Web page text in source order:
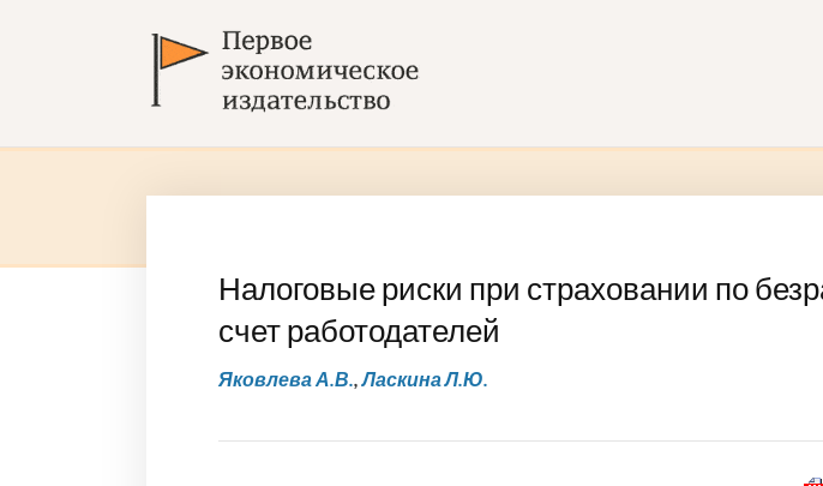
Налоговые риски при страховании по
счет работодателей
Яковлева А.В.,Ласкина Л.Ю.